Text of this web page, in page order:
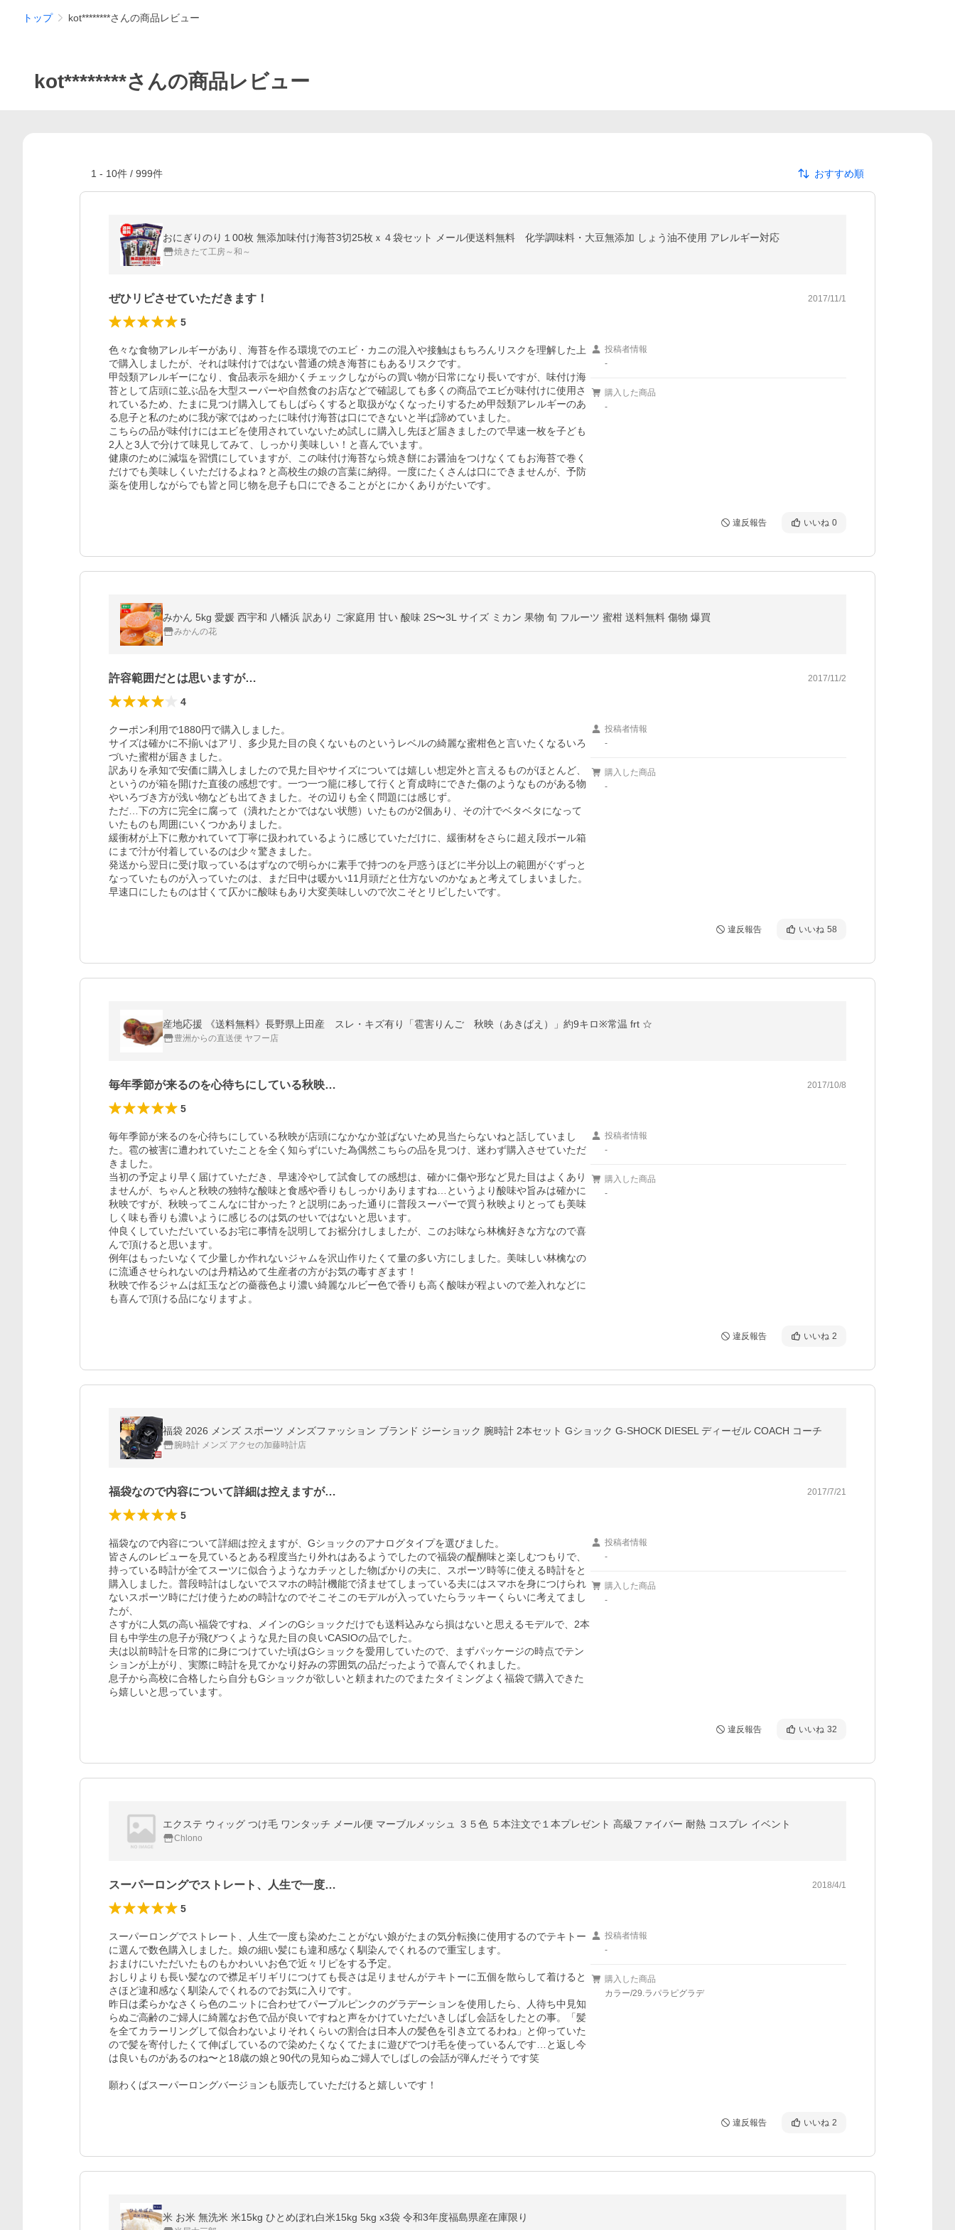
トップ kot********さんの商品レビュー
kot********さんの商品レビュー
1 - 10件 / 999件 おすすめ順
おにぎりのり１00枚 無添加味付け海苔3切25枚ｘ４袋セット メール便送料無料 化学調味料・大豆無添加 しょう油不使用 アレルギー対応
焼きたて工房～和～
ぜひリピさせていただきます！ 2017/11/1
5
色々な食物アレルギーがあり、海苔を作る環境でのエビ・カニの混入や接触はもちろんリスクを理解した上
で購入しましたが、それは味付けではない普通の焼き海苔にもあるリスクです。
甲殻類アレルギーになり、食品表示を細かくチェックしながらの買い物が日常になり長いですが、味付け海
苔として店頭に並ぶ品を大型スーパーや自然食のお店などで確認しても多くの商品でエビが味付けに使用さ
れているため、たまに見つけ購入してもしばらくすると取扱がなくなったりするため甲殻類アレルギーのあ
る息子と私のために我が家ではめったに味付け海苔は口にできないと半ば諦めていました。
こちらの品が味付けにはエビを使用されていないため試しに購入し先ほど届きましたので早速一枚を子ども
2人と3人で分けて味見してみて、しっかり美味しい！と喜んでいます。
健康のために減塩を習慣にしていますが、この味付け海苔なら焼き餅にお醤油をつけなくてもお海苔で巻く
だけでも美味しくいただけるよね？と高校生の娘の言葉に納得。一度にたくさんは口にできませんが、予防
薬を使用しながらでも皆と同じ物を息子も口にできることがとにかくありがたいです。
投稿者情報
-
購入した商品
-
違反報告 いいね 0
みかん 5kg 愛媛 西宇和 八幡浜 訳あり ご家庭用 甘い 酸味 2S〜3L サイズ ミカン 果物 旬 フルーツ 蜜柑 送料無料 傷物 爆買
みかんの花
許容範囲だとは思いますが… 2017/11/2
4
クーポン利用で1880円で購入しました。
サイズは確かに不揃いはアリ、多少見た目の良くないものというレベルの綺麗な蜜柑色と言いたくなるいろ
づいた蜜柑が届きました。
訳ありを承知で安価に購入しましたので見た目やサイズについては嬉しい想定外と言えるものがほとんど、
というのが箱を開けた直後の感想です。一つ一つ籠に移して行くと育成時にできた傷のようなものがある物
やいろづき方が浅い物なども出てきました。その辺りも全く問題には感じず。
ただ…下の方に完全に腐って（潰れたとかではない状態）いたものが2個あり、その汁でベタベタになって
いたものも周囲にいくつかありました。
緩衝材が上下に敷かれていて丁寧に扱われているように感じていただけに、緩衝材をさらに超え段ボール箱
にまで汁が付着しているのは少々驚きました。
発送から翌日に受け取っているはずなので明らかに素手で持つのを戸惑うほどに半分以上の範囲がぐずっと
なっていたものが入っていたのは、まだ日中は暖かい11月頭だと仕方ないのかなぁと考えてしまいました。
早速口にしたものは甘くて仄かに酸味もあり大変美味しいので次こそとリピしたいです。
投稿者情報
-
購入した商品
-
違反報告 いいね 58
産地応援 《送料無料》長野県上田産 スレ・キズ有り「雹害りんご 秋映（あきばえ）」約9キロ※常温 frt ☆
豊洲からの直送便 ヤフー店
毎年季節が来るのを心待ちにしている秋映… 2017/10/8
5
毎年季節が来るのを心待ちにしている秋映が店頭になかなか並ばないため見当たらないねと話していまし
た。雹の被害に遭われていたことを全く知らずにいた為偶然こちらの品を見つけ、迷わず購入させていただ
きました。
当初の予定より早く届けていただき、早速冷やして試食しての感想は、確かに傷や形など見た目はよくあり
ませんが、ちゃんと秋映の独特な酸味と食感や香りもしっかりありますね…というより酸味や旨みは確かに
秋映ですが、秋映ってこんなに甘かった？と説明にあった通りに普段スーパーで買う秋映よりとっても美味
しく味も香りも濃いように感じるのは気のせいではないと思います。
仲良くしていただいているお宅に事情を説明してお裾分けしましたが、このお味なら林檎好きな方なので喜
んで頂けると思います。
例年はもったいなくて少量しか作れないジャムを沢山作りたくて量の多い方にしました。美味しい林檎なの
に流通させられないのは丹精込めて生産者の方がお気の毒すぎます！
秋映で作るジャムは紅玉などの薔薇色より濃い綺麗なルビー色で香りも高く酸味が程よいので差入れなどに
も喜んで頂ける品になりますよ。
投稿者情報
-
購入した商品
-
違反報告 いいね 2
福袋 2026 メンズ スポーツ メンズファッション ブランド ジーショック 腕時計 2本セット Gショック G-SHOCK DIESEL ディーゼル COACH コーチ
腕時計 メンズ アクセの加藤時計店
福袋なので内容について詳細は控えますが… 2017/7/21
5
福袋なので内容について詳細は控えますが、Gショックのアナログタイプを選びました。
皆さんのレビューを見ているとある程度当たり外れはあるようでしたので福袋の醍醐味と楽しむつもりで、
持っている時計が全てスーツに似合うようなカチッとした物ばかりの夫に、スポーツ時等に使える時計をと
購入しました。普段時計はしないでスマホの時計機能で済ませてしまっている夫にはスマホを身につけられ
ないスポーツ時にだけ使うための時計なのでそこそこのモデルが入っていたらラッキーくらいに考えてまし
たが、
さすがに人気の高い福袋ですね、メインのGショックだけでも送料込みなら損はないと思えるモデルで、2本
目も中学生の息子が飛びつくような見た目の良いCASIOの品でした。
夫は以前時計を日常的に身につけていた頃はGショックを愛用していたので、まずパッケージの時点でテン
ションが上がり、実際に時計を見てかなり好みの雰囲気の品だったようで喜んでくれました。
息子から高校に合格したら自分もGショックが欲しいと頼まれたのでまたタイミングよく福袋で購入できた
ら嬉しいと思っています。
投稿者情報
-
購入した商品
-
違反報告 いいね 32
エクステ ウィッグ つけ毛 ワンタッチ メール便 マーブルメッシュ ３５色 ５本注文で１本プレゼント 高級ファイバー 耐熱 コスプレ イベント
Chlono
スーパーロングでストレート、人生で一度… 2018/4/1
5
スーパーロングでストレート、人生で一度も染めたことがない娘がたまの気分転換に使用するのでテキトー
に選んで数色購入しました。娘の細い髪にも違和感なく馴染んでくれるので重宝します。
おまけにいただいたものもかわいいお色で近々リピをする予定。
おしりよりも長い髪なので襟足ギリギリにつけても長さは足りませんがテキトーに五個を散らして着けると
さほど違和感なく馴染んでくれるのでお気に入りです。
昨日は柔らかなさくら色のニットに合わせてパープルピンクのグラデーションを使用したら、人待ち中見知
らぬご高齢のご婦人に綺麗なお色で品が良いですねと声をかけていただいきしばし会話をしたとの事。「髪
を全てカラーリングして似合わないよりそれくらいの割合は日本人の髪色を引き立てるわね」と仰っていた
ので髪を寄付したくて伸ばしているので染めたくなくてたまに遊びでつけ毛を使っているんです…と返し今
は良いものがあるのね〜と18歳の娘と90代の見知らぬご婦人でしばしの会話が弾んだそうです笑
願わくばスーパーロングバージョンも販売していただけると嬉しいです！
投稿者情報
-
購入した商品
カラー/29.ラパラピグラデ
違反報告 いいね 2
米 お米 無洗米 米15kg ひとめぼれ白米15kg 5kg x3袋 令和3年度福島県産在庫限り